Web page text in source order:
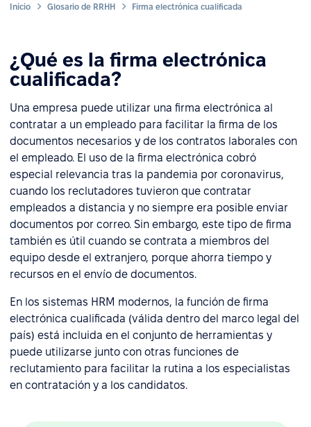
Inicio Glosario de RRHH Firma electrónica cualificada
¿Qué es la firma electrónica
cualificada?
Una empresa puede utilizar una firma electrónica al
contratar a un empleado para facilitar la firma de los
documentos necesarios y de los contratos laborales con
el empleado. El uso de la firma electrónica cobró
especial relevancia tras la pandemia por coronavirus,
cuando los reclutadores tuvieron que contratar
empleados a distancia y no siempre era posible enviar
documentos por correo. Sin embargo, este tipo de firma
también es útil cuando se contrata a miembros del
equipo desde el extranjero, porque ahorra tiempo y
recursos en el envío de documentos.
En los sistemas HRM modernos, la función de firma
electrónica cualificada (válida dentro del marco legal del
país) está incluida en el conjunto de herramientas y
puede utilizarse junto con otras funciones de
reclutamiento para facilitar la rutina a los especialistas
en contratación y a los candidatos.